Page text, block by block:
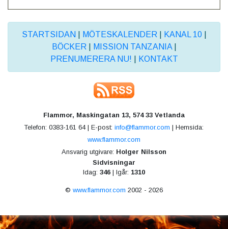
STARTSIDAN MÖTESKALENDER KANAL 10|
BÖCKER
MISSION TANZANIA|
PRENUMERERA NU!
KONTAKT
Flammor, Maskingatan 13, 574 33 Vetlanda
Telefon: 0383-161 64 | E-post: info@flammor.com | Hemsida:
www.flammor.com
Ansvarig utgivare: Holger Nilsson
Sidvisningar
Idag: 346 | Igår: 1310
© www.flammor.com 2002 - 2026